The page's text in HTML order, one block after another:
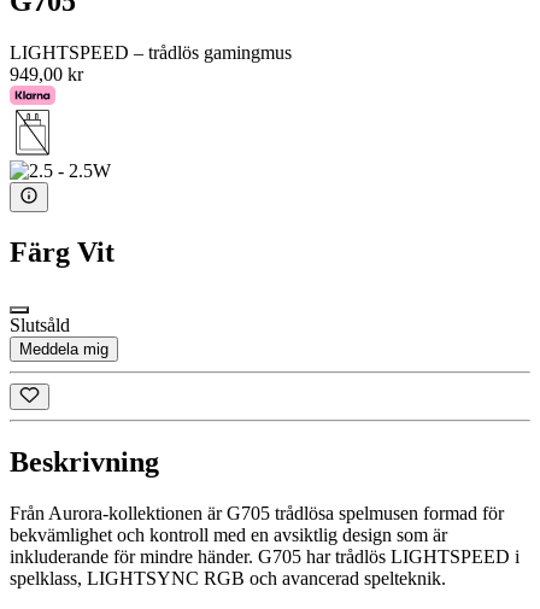
LIGHTSPEED – trådlös gamingmus
949,00 kr
Färg Vit
Slutsåld
Meddela mig
Beskrivning
Från Aurora-kollektionen är G705 trådlösa spelmusen formad för
bekvämlighet och kontroll med en avsiktlig design som är
inkluderande för mindre händer. G705 har trådlös LIGHTSPEED i
spelklass, LIGHTSYNC RGB och avancerad spelteknik.